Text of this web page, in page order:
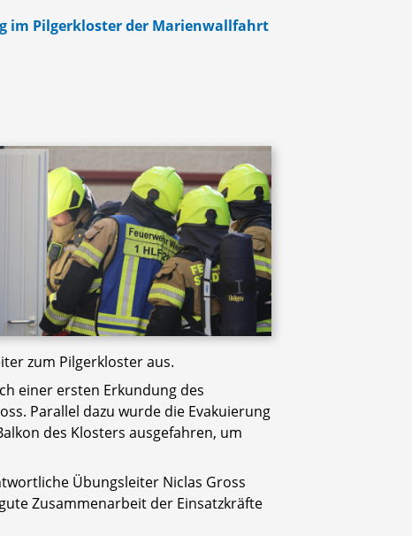
im Pilgerkloster der Marienwallfahrt
zum Pilgerkloster aus.
einer ersten Erkundung des
Parallel dazu wurde die Evakuierung
des Klosters ausgefahren, um
Übungsleiter Niclas Gross
Zusammenarbeit der Einsatzkräfte